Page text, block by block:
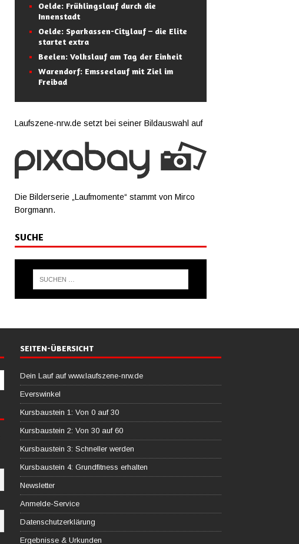
Oelde: Frühlingslauf durch die
Innenstadt
Oelde: Sparkassen-Citylauf – die Elite
startet extra
Beelen: Volkslauf am Tag der Einheit
Warendorf: Emsseelauf mit Ziel im
Freibad
Laufszene-nrw.de setzt bei seiner Bildauswahl auf
Die Bilderserie „Laufmomente“ stammt von Mirco
Borgmann.
SUCHE
SEITEN-ÜBERSICHT
Dein Lauf auf www.laufszene-nrw.de
Everswinkel
Kursbaustein 1: Von 0 auf 30
Kursbaustein 2: Von 30 auf 60
Kursbaustein 3: Schneller werden
Kursbaustein 4: Grundfitness erhalten
Newsletter
Anmelde-Service
Datenschutzerklärung
Ergebnisse & Urkunden